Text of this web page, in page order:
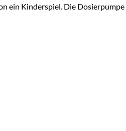
Kinderspiel. Die